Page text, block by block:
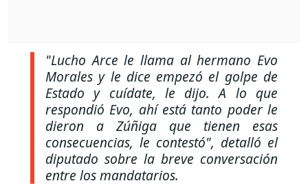
"Lucho Arce le llama al hermano Evo
Morales y le dice empezó el golpe de
Estado y cuídate, le dijo. A lo que
respondió Evo, ahí está tanto poder le
dieron a Zúñiga que tienen esas
consecuencias, le contestó", detalló el
diputado sobre la breve conversación
entre los mandatarios.